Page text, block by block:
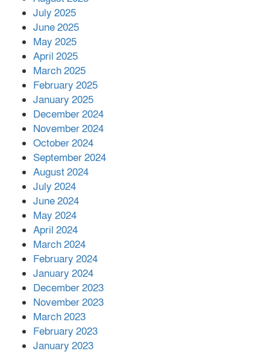
সহায়তা দিলেন সাচিং প্রু জেরী
July 2025
June 2025
May 2025
April 2025
March 2025
February 2025
January 2025
December 2024
November 2024
October 2024
September 2024
August 2024
July 2024
June 2024
May 2024
April 2024
March 2024
February 2024
January 2024
December 2023
November 2023
March 2023
February 2023
January 2023